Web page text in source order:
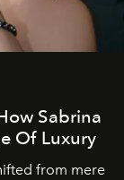
Sabrina
Of Luxury
from mere